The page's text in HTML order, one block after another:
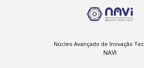
Núcleo Avançado de Inovação
NAVI